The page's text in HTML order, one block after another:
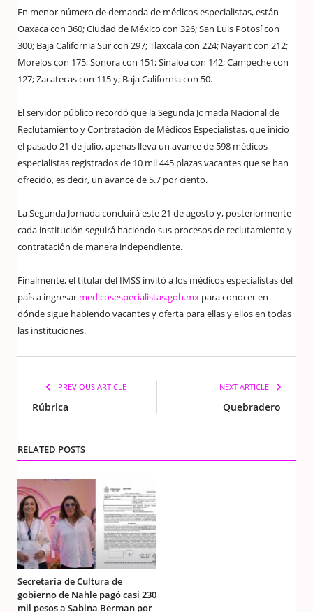
En menor número de demanda de médicos especialistas, están
Oaxaca con 360; Ciudad de México con 326; San Luis Potosí con
300; Baja California Sur con 297; Tlaxcala con 224; Nayarit con 212;
Morelos con 175; Sonora con 151; Sinaloa con 142; Campeche con
127; Zacatecas con 115 y; Baja California con 50.
El servidor público recordó que la Segunda Jornada Nacional de
Reclutamiento y Contratación de Médicos Especialistas, que inicio
el pasado 21 de julio, apenas lleva un avance de 598 médicos
especialistas registrados de 10 mil 445 plazas vacantes que se han
ofrecido, es decir, un avance de 5.7 por ciento.
La Segunda Jornada concluirá este 21 de agosto y, posteriormente
cada institución seguirá haciendo sus procesos de reclutamiento y
contratación de manera independiente.
Finalmente, el titular del IMSS invitó a los médicos especialistas del
país a ingresar medicosespecialistas.gob.mx para conocer en
dónde sigue habiendo vacantes y oferta para ellas y ellos en todas
las instituciones.
PREVIOUS ARTICLE
Rúbrica
NEXT ARTICLE
Quebradero
RELATED POSTS
Secretaría de Cultura de
gobierno de Nahle pagó casi 230
mil pesos a Sabina Berman por